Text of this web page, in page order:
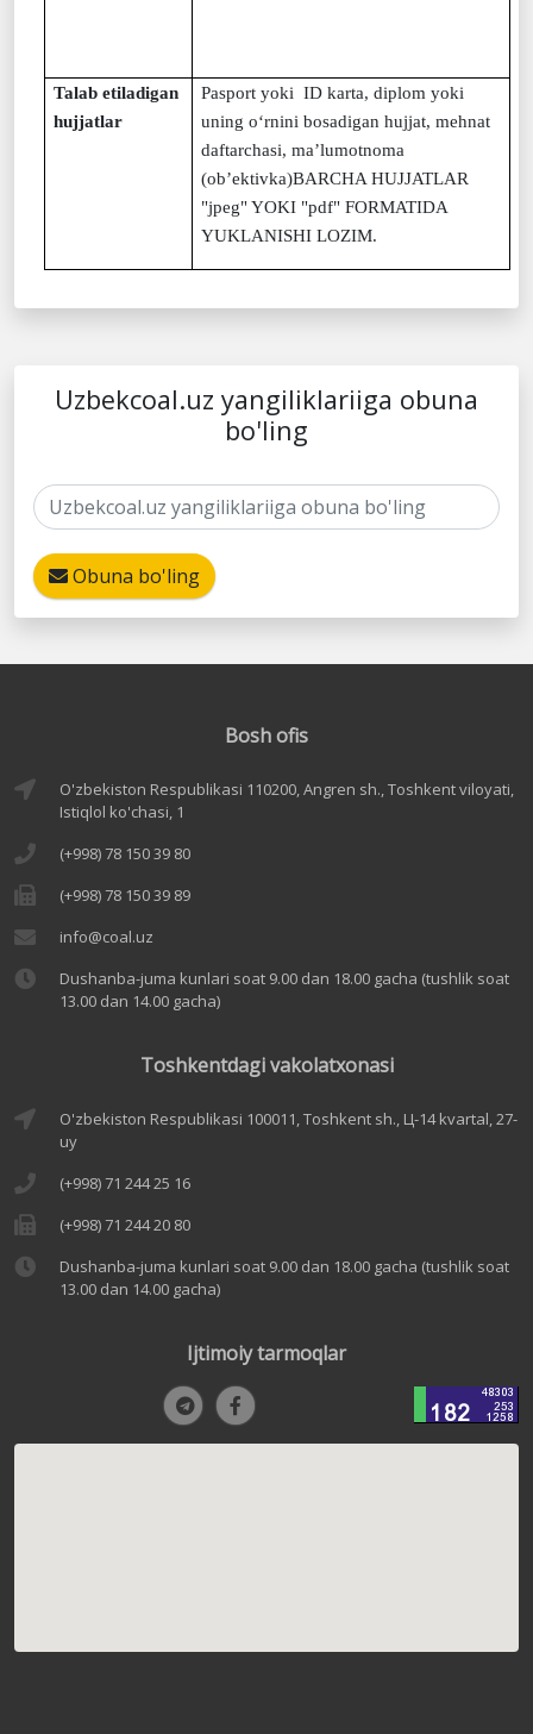
Talab etiladigan
hujjatlar
Pasport yoki ID karta, diplom yoki
uning o‘rnini bosadigan hujjat, mehnat
daftarchasi, ma’lumotnoma
(ob’ektivka)BARCHA HUJJATLAR
"jpeg" YOKI "pdf" FORMATIDA
YUKLANISHI LOZIM.
Uzbekcoal.uz yangiliklariiga obuna
bo'ling
Obuna bo'ling
Bosh ofis
O'zbekiston Respublikasi 110200, Angren sh., Toshkent viloyati,
Istiqlol ko'chasi, 1
(+998) 78 150 39 80
(+998) 78 150 39 89
info@coal.uz
Dushanba-juma kunlari soat 9.00 dan 18.00 gacha (tushlik soat
13.00 dan 14.00 gacha)
Toshkentdagi vakolatxonasi
O'zbekiston Respublikasi 100011, Toshkent sh., Ц-14 kvartal, 27-
uy
(+998) 71 244 25 16
(+998) 71 244 20 80
Dushanba-juma kunlari soat 9.00 dan 18.00 gacha (tushlik soat
13.00 dan 14.00 gacha)
Ijtimoiy tarmoqlar